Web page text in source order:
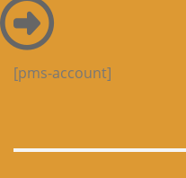
[pms-account]